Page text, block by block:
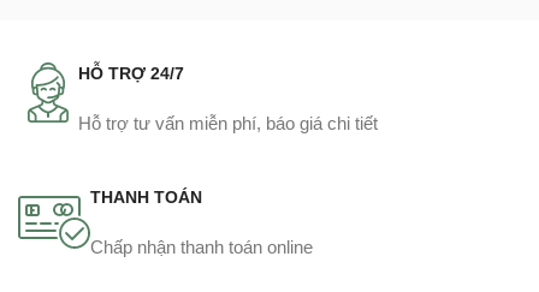
HỖ TRỢ 24/7
Hỗ trợ tư vấn miễn phí, báo giá chi tiết
THANH TOÁN
Chấp nhận thanh toán online